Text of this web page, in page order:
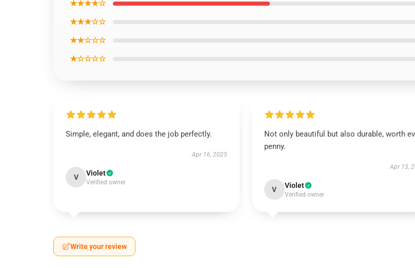
★★★★☆
★★★☆☆
★★☆☆☆
★☆☆☆☆
Simple, elegant, and does the job perfectly.
Apr 16, 2025
V Violet
Verified owner
Not only beautiful but also durable, worth
penny.
Apr 15,
V Violet
Verified owner
Write your review